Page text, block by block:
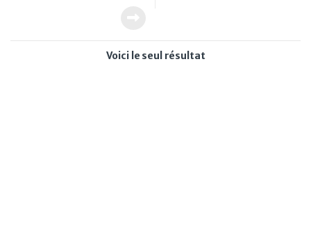
Voici le seul résultat